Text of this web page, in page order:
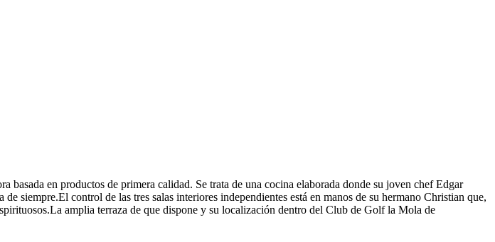
en productos de primera calidad. Se trata de una cocina elaborada donde su joven chef Edgar
siempre.El control de las tres salas interiores independientes está en manos de su hermano Christian que,
amplia terraza de que dispone y su localización dentro del Club de Golf la Mola de